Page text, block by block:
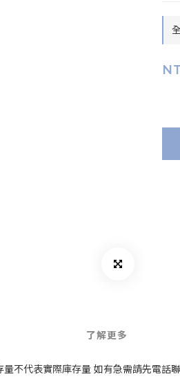
了解更多
代表實際庫存量 如有急需請先電話